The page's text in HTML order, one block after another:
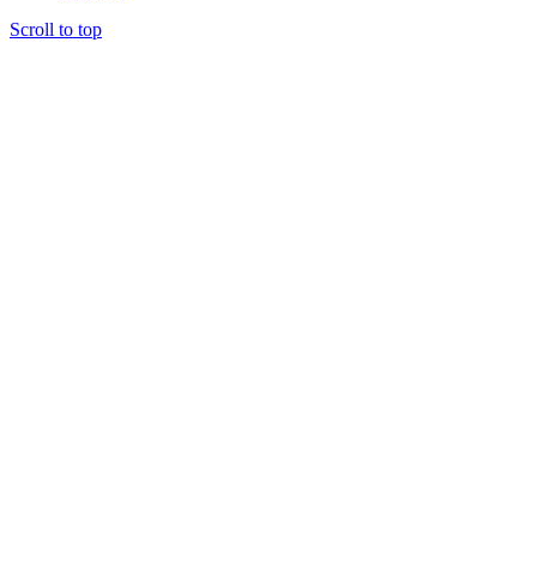
Scroll to top